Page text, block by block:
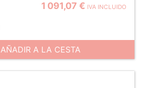
1 091,07 € IVA INCLUIDO
AÑADIR A LA CESTA